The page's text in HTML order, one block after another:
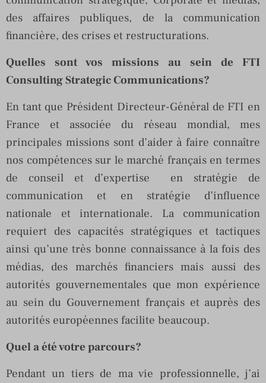
des affaires publiques, de la communication
financière, des crises et restructurations.
Quelles sont vos missions au sein de FTI
Consulting Strategic Communications?
En tant que Président Directeur-Général de FTI en
France et associée du réseau mondial, mes
principales missions sont d’aider à faire connaître
nos compétences sur le marché français en termes
de conseil et d’expertise en stratégie de
communication et en stratégie d’influence
nationale et internationale. La communication
requiert des capacités stratégiques et tactiques
ainsi qu’une très bonne connaissance à la fois des
médias, des marchés financiers mais aussi des
autorités gouvernementales que mon expérience
au sein du Gouvernement français et auprès des
autorités européennes facilite beaucoup.
Quel a été votre parcours?
Pendant un tiers de ma vie professionnelle, j’ai